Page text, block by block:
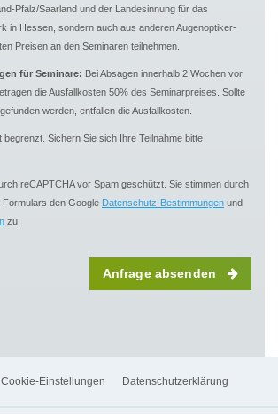
Pfalz/Saarland und der Landesinnung für das
in Hessen, sondern auch aus anderen Augenoptiker-
Preisen an den Seminaren teilnehmen.
für Seminare: Bei Absagen innerhalb 2 Wochen vor
die Ausfallkosten 50% des Seminarpreises. Sollte
werden, entfallen die Ausfallkosten.
begrenzt. Sichern Sie sich Ihre Teilnahme bitte
reCAPTCHA vor Spam geschützt. Sie stimmen durch
den Google Datenschutz-Bestimmungen und
zu.
Anfrage absenden
Cookie-Einstellungen Datenschutzerklärung